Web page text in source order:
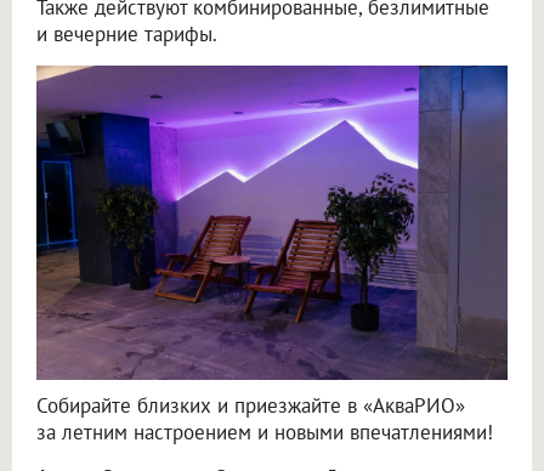
Также действуют комбинированные, безлимитные
и вечерние тарифы.
Собирайте близких и приезжайте в «АкваРИО»
за летним настроением и новыми впечатлениями!